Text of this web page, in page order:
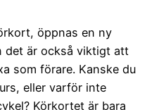
öppnas en ny
det är också viktigt att
som förare. Kanske du
eller varför inte
Körkortet är bara